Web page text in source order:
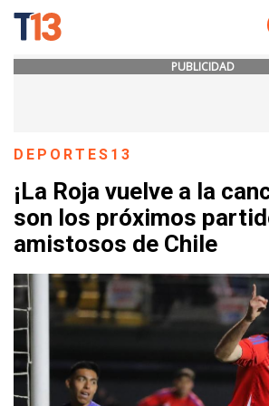
PUBLICIDAD
DEPORTES13
¡La Roja vuelve a la
son los próximos
amistosos de Chile